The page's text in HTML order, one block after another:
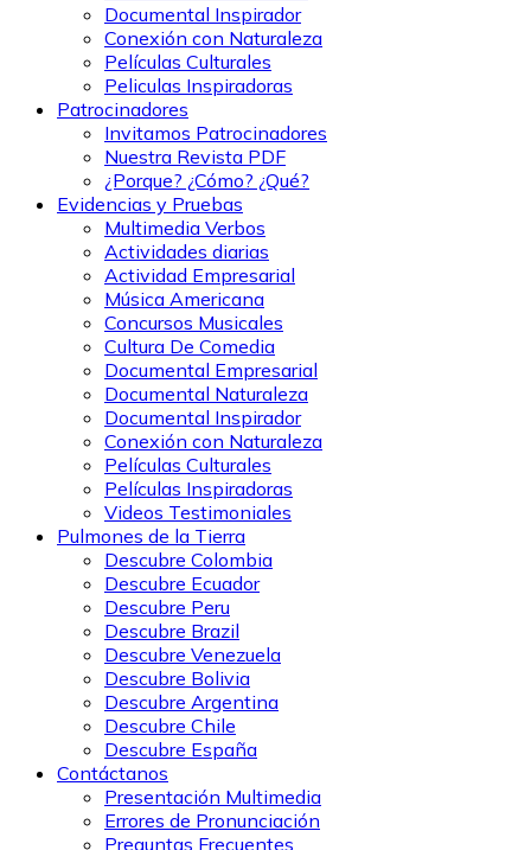
Documental Inspirador
Conexión con Naturaleza
Películas Culturales
Peliculas Inspiradoras
Patrocinadores
Invitamos Patrocinadores
Nuestra Revista PDF
¿Porque? ¿Cómo? ¿Qué?
Evidencias y Pruebas
Multimedia Verbos
Actividades diarias
Actividad Empresarial
Música Americana
Concursos Musicales
Cultura De Comedia
Documental Empresarial
Documental Naturaleza
Documental Inspirador
Conexión con Naturaleza
Películas Culturales
Películas Inspiradoras
Videos Testimoniales
Pulmones de la Tierra
Descubre Colombia
Descubre Ecuador
Descubre Peru
Descubre Brazil
Descubre Venezuela
Descubre Bolivia
Descubre Argentina
Descubre Chile
Descubre España
Contáctanos
Presentación Multimedia
Errores de Pronunciación
Preguntas Frecuentes